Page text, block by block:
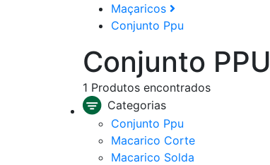
Maçaricos
Conjunto Ppu
Conjunto PPU
1 Produtos encontrados
Categorias
Conjunto Ppu
Macarico Corte
Macarico Solda